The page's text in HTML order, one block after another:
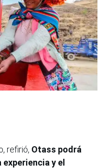
refirió, Otass podrá
y el